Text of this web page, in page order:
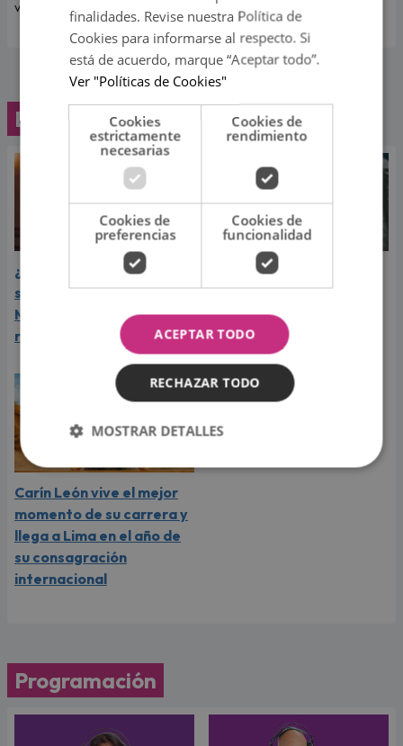
valiosa que es. detalles.
Lo último
¿Greeicy espera a su
segundo hijo? Video de
Mike Bahía desata
rumores
Laura Pausini reveló cuál
de sus éxitos es su
favorito y sorprendió a
sus seguidores
Carín León vive el mejor
momento de su carrera y
llega a Lima en el año de
su consagración
internacional
Programación
finalidades. Revise nuestra Política de
Cookies para informarse al respecto. Si
está de acuerdo, marque “Aceptar todo”.
Ver "Políticas de Cookies"
Cookies
estrictamente
necesarias
Cookies de
rendimiento
Cookies de
preferencias
Cookies de
funcionalidad
ACEPTAR TODO
RECHAZAR TODO
MOSTRAR DETALLES